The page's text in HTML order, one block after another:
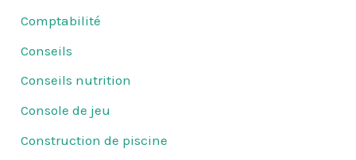
Comptabilité
Conseils
Conseils nutrition
Console de jeu
Construction de piscine